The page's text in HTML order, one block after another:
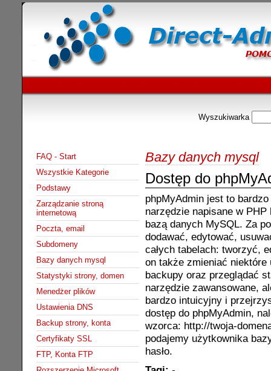
Wyszukiwarka
FAQ - Start
Wszystkie Kategorie
Podstawy
Zarządzanie stroną
internetową
Poczta, email
Subdomeny
Bazy danych mysql
Statystyki strony, domen
Menedżer plików
Ustawienia DNS
Backup strony, konta
Certyfikaty SSL
FTP, Konta FTP
Bazy danych mysql
Dostęp do
phpMyAdmin jest to
narzędzie napisane w
bazą danych MySQL. Za
dodawać, edytować,
całych tabelach: tworzyć,
on także zmieniać
backupy oraz przeglądać
narzędzie zawansowane,
bardzo intuicyjny i
dostęp do phpMyAdmin,
wzorca: http://twoja-
podajemy użytkownika
hasło.